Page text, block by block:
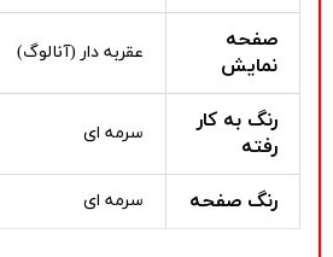
صفحه
نمایش
عقربه دار (آنالوگ)
رنگ به کار
رفته
سرمه ای
رنگ صفحه سرمه ای